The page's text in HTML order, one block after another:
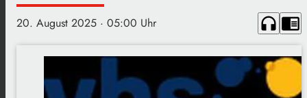
20. August 2025 · 05:00 Uhr headphones chrome_reader_mode